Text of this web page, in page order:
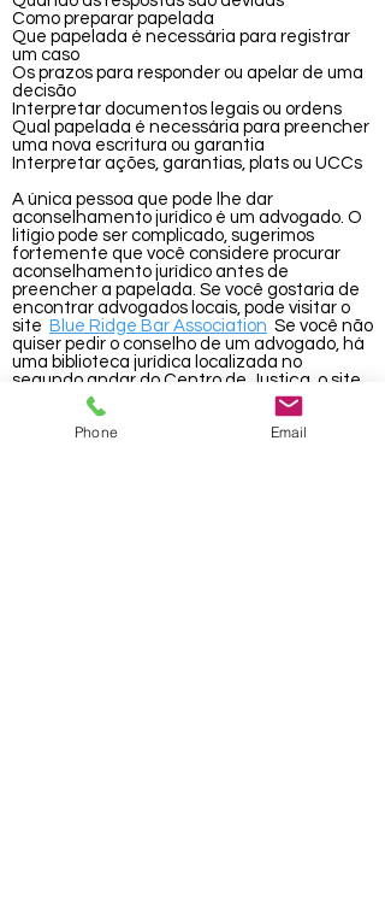
Como preparar papelada
Que papelada é necessária para registrar
um caso
Os prazos para responder ou apelar de uma
decisão
Interpretar documentos legais ou ordens
Qual papelada é necessária para preencher
uma nova escritura ou garantia
Interpretar ações, garantias, plats ou UCCs
A única pessoa que pode lhe dar
aconselhamento jurídico é um advogado. O
litígio pode ser complicado, sugerimos
fortemente que você considere procurar
aconselhamento jurídico antes de
preencher a papelada. Se você gostaria de
encontrar advogados locais, pode visitar o
site Blue Ridge Bar Association Se você não
quiser pedir o conselho de um advogado, há
uma biblioteca jurídica localizada no
segundo andar do Centro de Justiça, o site
desse escritório é
Cherokee County Law
Phone Email